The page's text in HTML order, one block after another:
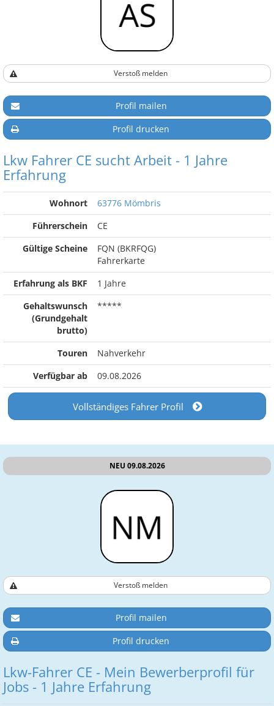
Verstoß melden
Profil mailen
Profil drucken
Lkw Fahrer CE sucht Arbeit - 1 Jahre
Erfahrung
Wohnort
63776 Mömbris
Führerschein
CE
Gültige Scheine
FQN (BKRFQG)
Fahrerkarte
Erfahrung als BKF
1 Jahre
Gehaltswunsch
(Grundgehalt
brutto)
*****
Touren
Nahverkehr
Verfügbar ab
09.08.2026
Vollständiges Fahrer Profil
NEU 09.08.2026
Verstoß melden
Profil mailen
Profil drucken
Lkw-Fahrer CE - Mein Bewerberprofil für
Jobs - 1 Jahre Erfahrung